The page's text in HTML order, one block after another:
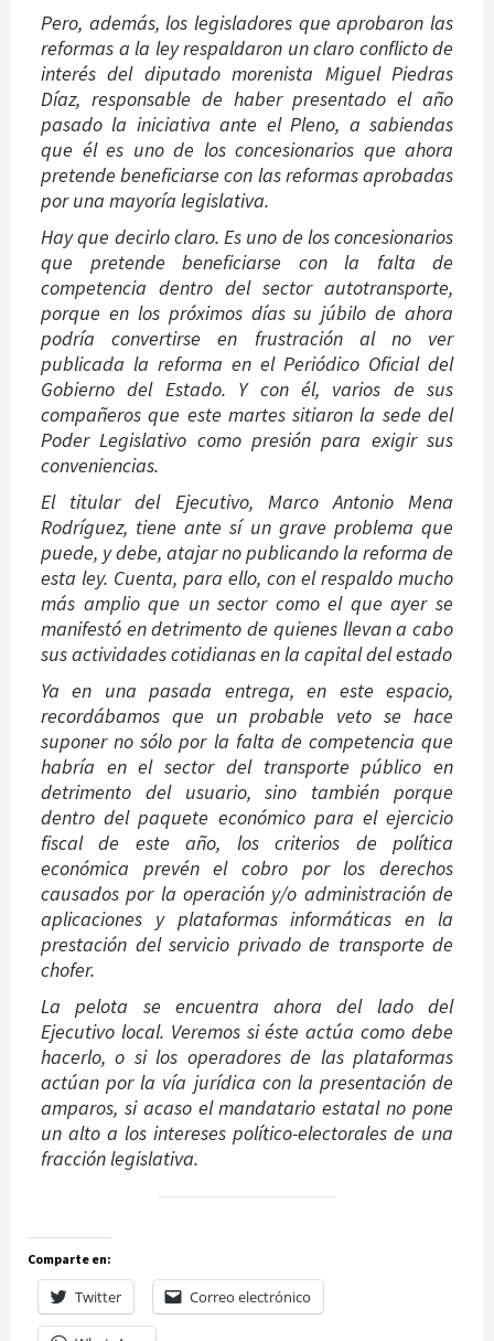
Pero, además, los legisladores que aprobaron las
reformas a la ley respaldaron un claro conflicto de
interés del diputado morenista Miguel Piedras
Díaz, responsable de haber presentado el año
pasado la iniciativa ante el Pleno, a sabiendas
que él es uno de los concesionarios que ahora
pretende beneficiarse con las reformas aprobadas
por una mayoría legislativa.
Hay que decirlo claro. Es uno de los concesionarios
que pretende beneficiarse con la falta de
competencia dentro del sector autotransporte,
porque en los próximos días su júbilo de ahora
podría convertirse en frustración al no ver
publicada la reforma en el Periódico Oficial del
Gobierno del Estado. Y con él, varios de sus
compañeros que este martes sitiaron la sede del
Poder Legislativo como presión para exigir sus
conveniencias.
El titular del Ejecutivo, Marco Antonio Mena
Rodríguez, tiene ante sí un grave problema que
puede, y debe, atajar no publicando la reforma de
esta ley. Cuenta, para ello, con el respaldo mucho
más amplio que un sector como el que ayer se
manifestó en detrimento de quienes llevan a cabo
sus actividades cotidianas en la capital del estado
Ya en una pasada entrega, en este espacio,
recordábamos que un probable veto se hace
suponer no sólo por la falta de competencia que
habría en el sector del transporte público en
detrimento del usuario, sino también porque
dentro del paquete económico para el ejercicio
fiscal de este año, los criterios de política
económica prevén el cobro por los derechos
causados por la operación y/o administración de
aplicaciones y plataformas informáticas en la
prestación del servicio privado de transporte de
chofer.
La pelota se encuentra ahora del lado del
Ejecutivo local. Veremos si éste actúa como debe
hacerlo, o si los operadores de las plataformas
actúan por la vía jurídica con la presentación de
amparos, si acaso el mandatario estatal no pone
un alto a los intereses político-electorales de una
fracción legislativa.
Comparte en:
Twitter Correo electrónico